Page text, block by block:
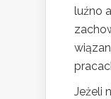
luźno
Jeżeli